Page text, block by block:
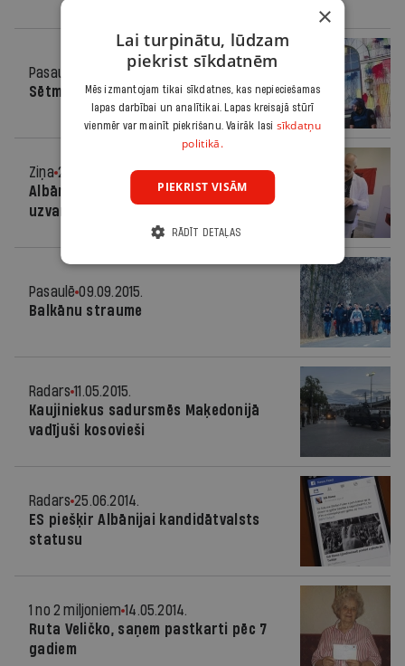
Pasaulē
05.07.2017.
Sētmalē
Ziņa 26.06.2017.
Albānijas valdošā sociālistu partija
uzvar parlamenta vēlēšanās
Pasaulē 09.09.2015.
Balkānu straume
Radars 11.05.2015.
Kaujiniekus sadursmēs Maķedonijā
vadījuši kosovieši
Radars 25.06.2014.
ES piešķir Albānijai kandidātvalsts
statusu
1 no 2 miljoniem 14.05.2014.
Ruta Veličko, saņem pastkarti pēc 7
gadiem
×
Lai turpinātu, lūdzam
piekrist sīkdatnēm
Mēs izmantojam tikai sīkdatnes, kas nepieciešamas
lapas darbībai un analītikai. Lapas kreisajā stūrī
vienmēr var mainīt piekrišanu. Vairāk lasi sīkdatņu
politikā.
PIEKRIST VISĀM
RĀDĪT DETAĻAS